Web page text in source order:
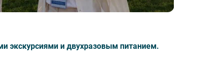
экскурсиями и двухразовым питанием.